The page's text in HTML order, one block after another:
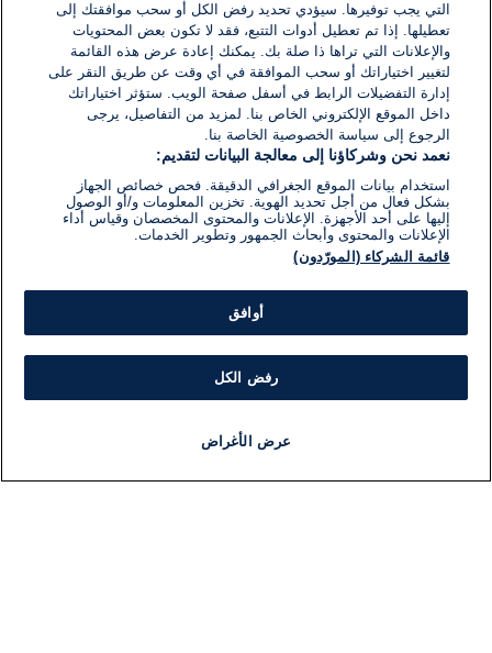
التي يجب توفيرها. سيؤدي تحديد رفض الكل أو سحب موافقتك إلى
تعطيلها. إذا تم تعطيل أدوات التتبع، فقد لا تكون بعض المحتويات
والإعلانات التي تراها ذا صلة بك. يمكنك إعادة عرض هذه القائمة
لتغيير اختياراتك أو سحب الموافقة في أي وقت عن طريق النقر على
إدارة التفضيلات الرابط في أسفل صفحة الويب. ستؤثر اختياراتك
داخل الموقع الإلكتروني الخاص بنا. لمزيد من التفاصيل، يرجى
الرجوع إلى سياسة الخصوصية الخاصة بنا.
نعمد نحن وشركاؤنا إلى معالجة البيانات لتقديم:
استخدام بيانات الموقع الجغرافي الدقيقة. فحص خصائص الجهاز
بشكل فعال من أجل تحديد الهوية. تخزين المعلومات و/أو الوصول
إليها على أحد الأجهزة. الإعلانات والمحتوى المخصصان وقياس أداء
الإعلانات والمحتوى وأبحاث الجمهور وتطوير الخدمات.
قائمة الشركاء (المورّدون)
أوافق
رفض الكل
عرض الأغراض